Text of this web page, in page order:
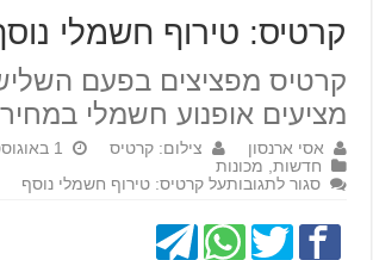
קרטיס: טירוף חשמלי
קרטיס מפציצים בפעם
מציעים אופנוע חשמלי
אסי ארנסון צילום: קרטיס
1 באוגוסט 2019
חדשות, מכונות
סגור לתגובותעל קרטיס: טירוף חשמלי נוסף